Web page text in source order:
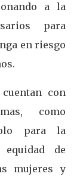
a la
para
en riesgo
con
como
para la
de
mujeres y